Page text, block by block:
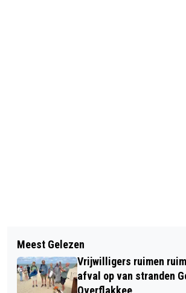
STEMDAG OP GOEREE-
HOE DENKEN INWONERS
VERKIEZINGEN?
WINNAAR DR. PAUL VAN
PRIJS BEKENDGEMAAKT
Meest Gelezen
Vrijwilligers ruimen
afval op van stranden
Overflakkee